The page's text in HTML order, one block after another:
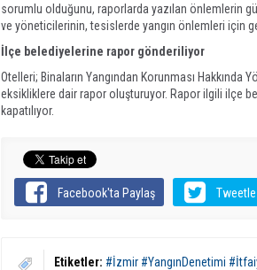
sorumlu olduğunu, raporlarda yazılan önlemlerin
ve yöneticilerinin, tesislerde yangın önlemleri için
İlçe belediyelerine rapor gönderiliyor
Otelleri; Binaların Yangından Korunması
eksikliklere dair rapor oluşturuyor. Rapor ilgili ilçe
kapatılıyor.
Facebook'ta Paylaş Tweetle
Etiketler: #İzmir #YangınDenetimi